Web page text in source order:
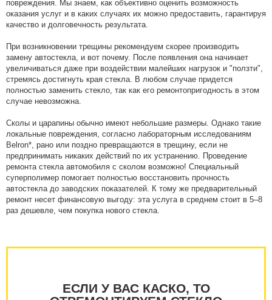
повреждения. Мы знаем, как объективно оценить возможность
оказания услуг и в каких случаях их можно предоставить, гарантируя
качество и долговечность результата.
При возникновении трещины рекомендуем скорее производить
замену автостекла, и вот почему. После появления она начинает
увеличиваться даже при воздействии малейших нагрузок и "ползти",
стремясь достигнуть края стекла. В любом случае придется
полностью заменить стекло, так как его ремонтопригодность в этом
случае невозможна.
Сколы и царапины обычно имеют небольшие размеры. Однако такие
локальные повреждения, согласно лабораторным исследованиям
Belron*, рано или поздно превращаются в трещину, если не
предпринимать никаких действий по их устранению. Проведение
ремонта стекла автомобиля с сколом возможно! Специальный
суперполимер помогает полностью восстановить прочность
автостекла до заводских показателей. К тому же предварительный
ремонт несет финансовую выгоду: эта услуга в среднем стоит в 5–8
раз дешевле, чем покупка нового стекла.
ЕСЛИ У ВАС КАСКО, ТО